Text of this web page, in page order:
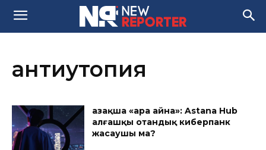
антиутопия
Қазақша «Қара айна»: Astana Hub
алғашқы отандық киберпанк
жасаушы ма?